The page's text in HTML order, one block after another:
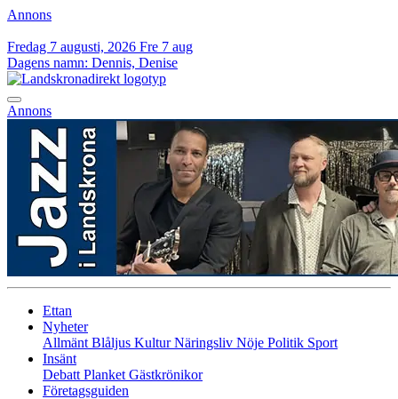
Annons
Fredag 7 augusti, 2026 Fre 7 aug
Dagens namn: Dennis, Denise
Annons
Ettan
Nyheter
Allmänt Blåljus KulturNäringsliv Nöje Politik Sport
Insänt
Debatt Planket Gästkrönikor
Företagsguiden